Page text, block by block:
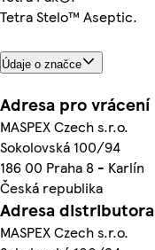
Tetra Stelo™ Aseptic.
Údaje o značce
Adresa pro vrácení
MASPEX Czech s.r.o.
Sokolovská 100/94
186 00 Praha 8 - Karlín
Česká republika
Adresa distributora
MASPEX Czech s.r.o.